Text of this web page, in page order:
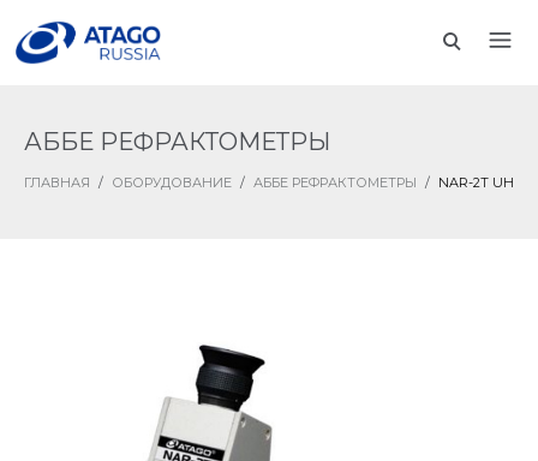
АББЕ РЕФРАКТОМЕТРЫ
ГЛАВНАЯ / ОБОРУДОВАНИЕ / АББЕ РЕФРАКТОМЕТРЫ / NAR-2T UH